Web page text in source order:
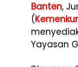
Banten,
(
Yayasan